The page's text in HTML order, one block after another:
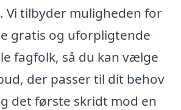
Vi tilbyder muligheden for
gratis og uforpligtende
fagfolk, så du kan vælge
der passer til dit behov
det første skridt mod en